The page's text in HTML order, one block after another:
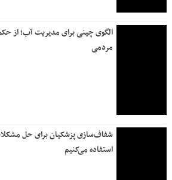
الگوی چینی برای مدیریت آب؛ از
مردمی
شفاف‌سازی پزشکیان برای حل
استفاده می‌کنیم